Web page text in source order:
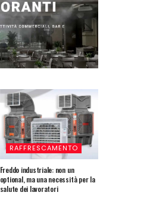
RAFFRESCAMENTO
Freddo industriale: non un
optional, ma una necessità per la
salute dei lavoratori